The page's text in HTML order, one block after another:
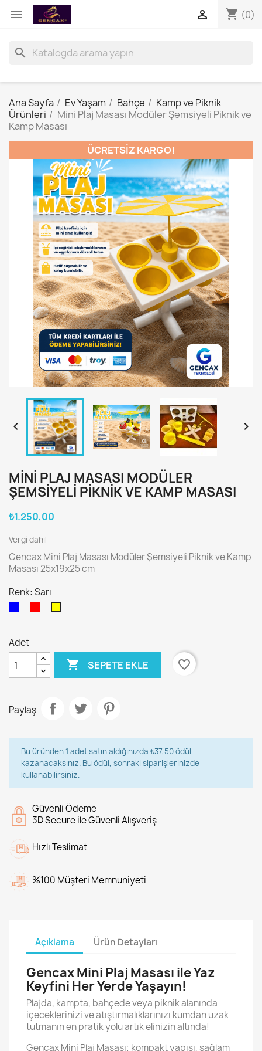
 shopping_cart (0)

search
Ana Sayfa Ev Yaşam Bahçe
Kamp ve Piknik
Ürünleri
Mini Plaj Masası Modüler Şemsiyeli Piknik ve
Kamp Masası
ÜCRETSIZ KARGO!
 
MINI PLAJ MASASI MODÜLER
ŞEMSIYELI PIKNIK VE KAMP MASASI
₺1.250,00
Vergi dahil
Gencax Mini Plaj Masası Modüler Şemsiyeli Piknik ve Kamp
Masası 25x19x25 cm
Renk: Sarı
Adet
 SEPETE EKLE favorite_border
Paylaş
Bu üründen 1 adet satın aldığınızda ₺37,50 ödül
kazanacaksınız. Bu ödül, sonraki siparişlerinizde
kullanabilirsiniz.
Güvenli Ödeme
3D Secure ile Güvenli Alışveriş
Hızlı Teslimat
%100 Müşteri Memnuniyeti
Açıklama Ürün Detayları
Gencax Mini Plaj Masası ile Yaz
Keyfini Her Yerde Yaşayın!
Plajda, kampta, bahçede veya piknik alanında
içeceklerinizi ve atıştırmalıklarınızı kumdan uzak
tutmanın en pratik yolu artık elinizin altında!
Gencax Mini Plaj Masası; kompakt yapısı, sağlam